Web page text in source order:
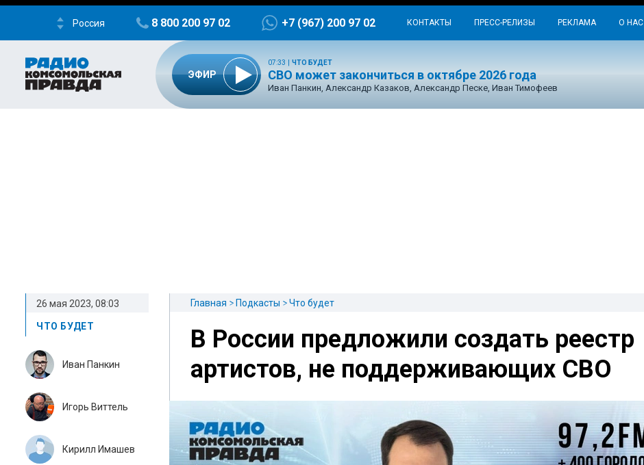
Россия 8 800 200 97 02 +7 (967) 200 97 02 КОНТАКТЫ ПРЕСС-РЕЛИЗЫ РЕКЛАМА О НАС
ЭФИР
07:33 ЧТО БУДЕТ
СВО может закончиться в октябре 2026 года
Иван Панкин, Александр Казаков, Александр Песке, Иван Тимофеев
Главная Подкасты Что будет
В России предложили создать реестр
артистов, не поддерживающих СВО
26 мая 2023, 08:03
ЧТО БУДЕТ
Иван Панкин
Игорь Виттель
Кирилл Имашев